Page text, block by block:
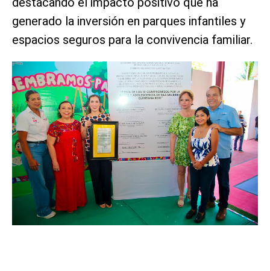
generado la inversión en parques infantiles y
espacios seguros para la convivencia familiar.